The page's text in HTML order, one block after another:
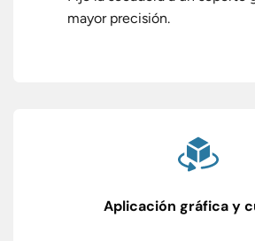
mayor precisión.
Aplicación gráfica y